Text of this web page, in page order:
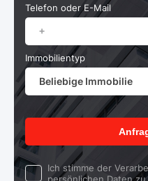
Telefon oder E-Mail
Immobilientyp
Beliebige Immobilie
Ich stimme der